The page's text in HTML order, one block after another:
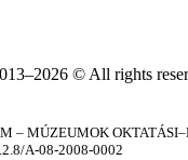
© All rights
– MÚZEUMOK
A-08-2008-0002